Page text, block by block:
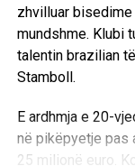
zhvilluar
mundshme. Klubi
talentin brazilian
Stamboll.
E ardhmja e 20-
në pikëpyetje pas
25 milionë euro.